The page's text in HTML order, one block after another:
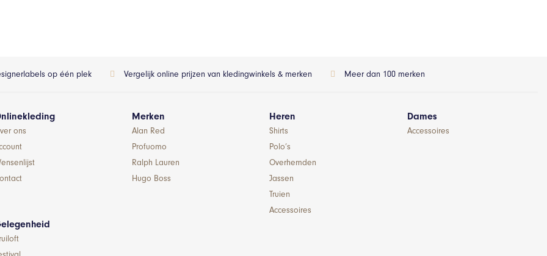
op één plek Vergelijk online prijzen van kledingwinkels & merken Meer dan 100 merken
ons
Merken
Alan Red
Profuomo
Ralph Lauren
Hugo Boss
Heren
Shirts
Polo’s
Overhemden
Jassen
Truien
Accessoires
Dames
Accessoires